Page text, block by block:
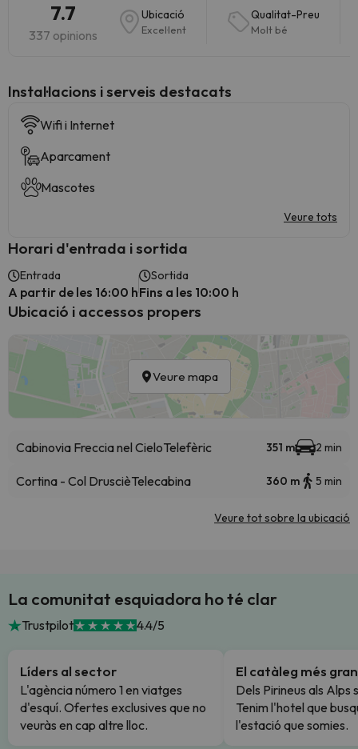
7.7
337 opinions
Ubicació
Excel·lent
Qualitat-Preu
Molt bé
Instal·lacions i serveis destacats
Wifi i Internet
Aparcament
Mascotes
Veure tots
Horari d'entrada i sortida
Entrada
A partir de les 16:00 h
Sortida
Fins a les 10:00 h
Ubicació i accessos propers
Veure mapa
Cabinovia Freccia nel CieloTelefèric 351 m 2 min
Cortina - Col DruscièTelecabina 360 m 5 min
Veure tot sobre la ubicació
La comunitat esquiadora ho té clar
Trustpilot 4.4/5
Líders al sector
L'agència número 1 en viatges
d'esquí. Ofertes exclusives que no
veuràs en cap altre lloc.
El catàleg més gran
Dels Pirineus als Alps
Tenim l'hotel que
l'estació que somies.